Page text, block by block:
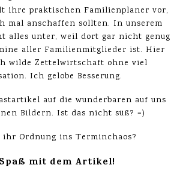
ihre praktischen Familienplaner vor,
mal anschaffen sollten. In unserem
alles unter, weil dort gar nicht genug
aller Familienmitglieder ist. Hier
wilde Zettelwirtschaft ohne viel
Ich gelobe Besserung.
auf die wunderbaren auf uns
Bildern. Ist das nicht süß? =)
Ordnung ins Terminchaos?
mit dem Artikel!